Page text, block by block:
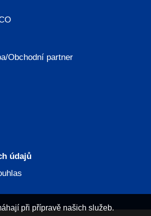
Obchodní partner
údajů
při přípravě našich služeb.